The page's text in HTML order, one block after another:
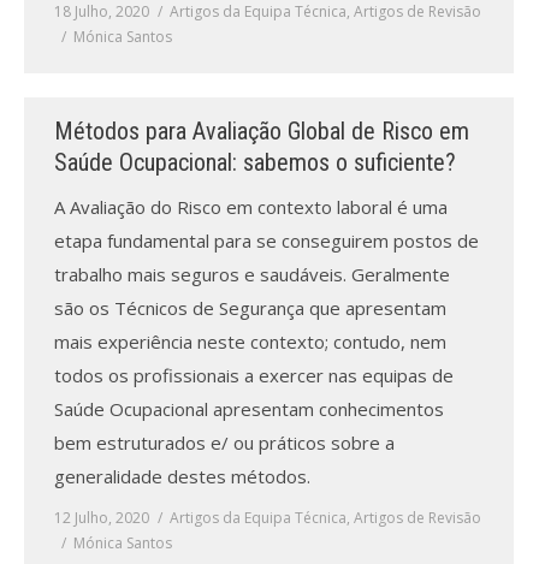
Como publicitar na nossa revista
Informações adicionais
Estatísticas da Revista
18 Julho, 2020 Artigos da Equipa Técnica, Artigos de Revisão
Mónica Santos
Métodos para Avaliação Global de Risco em
Saúde Ocupacional: sabemos o suficiente?
A Avaliação do Risco em contexto laboral é uma
etapa fundamental para se conseguirem postos de
trabalho mais seguros e saudáveis. Geralmente
são os Técnicos de Segurança que apresentam
mais experiência neste contexto; contudo, nem
todos os profissionais a exercer nas equipas de
Saúde Ocupacional apresentam conhecimentos
bem estruturados e/ ou práticos sobre a
generalidade destes métodos.
12 Julho, 2020 Artigos da Equipa Técnica, Artigos de Revisão
Mónica Santos